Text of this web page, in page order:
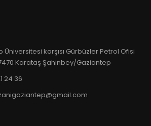
Üniversitesi karşısı Gürbüzler Petrol Ofisi
Karataş Şahinbey/Gaziantep
24 36